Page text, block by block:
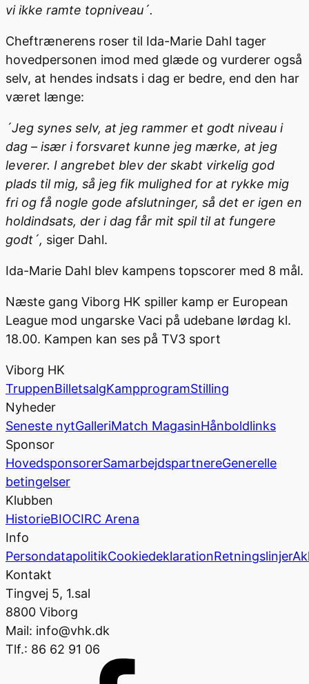
vi ikke ramte topniveau´.
Cheftrænerens roser til Ida-Marie Dahl tager
hovedpersonen imod med glæde og vurderer også
selv, at hendes indsats i dag er bedre, end den har
været længe:
´Jeg synes selv, at jeg rammer et godt niveau i
dag – især i forsvaret kunne jeg mærke, at jeg
leverer. I angrebet blev der skabt virkelig god
plads til mig, så jeg fik mulighed for at rykke mig
fri og få nogle gode afslutninger, så det er igen en
holdindsats, der i dag får mit spil til at fungere
godt´, siger Dahl.
Ida-Marie Dahl blev kampens topscorer med 8 mål.
Næste gang Viborg HK spiller kamp er European
League mod ungarske Vaci på udebane lørdag kl.
18.00. Kampen kan ses på TV3 sport
Viborg HK
TruppenBilletsalgKampprogramStilling
Nyheder
Seneste nytGalleriMatch MagasinHånboldlinks
Sponsor
HovedsponsorerSamarbejdspartnereGenerelle
betingelser
Klubben
HistorieBIOCIRC Arena
Info
PersondatapolitikCookiedeklarationRetningslinjer
Kontakt
Tingvej 5, 1.sal
8800 Viborg
Mail: info@vhk.dk
Tlf.: 86 62 91 06